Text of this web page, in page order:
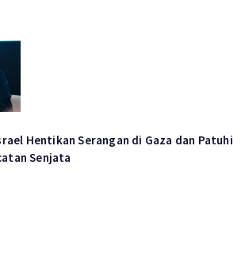
Hentikan Serangan di Gaza dan Patuhi
Senjata